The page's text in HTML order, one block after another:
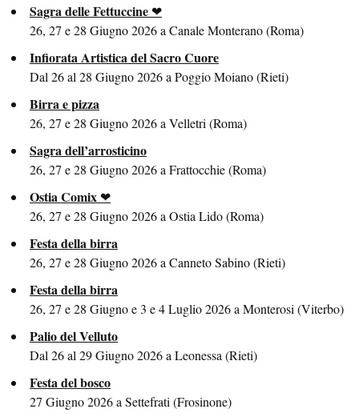
Sagra delle Fettuccine
26, 27 e 28 Giugno 2026 a Canale Monterano (Roma)
Infiorata Artistica del Sacro Cuore
Dal 26 al 28 Giugno 2026 a Poggio Moiano (Rieti)
Birra e pizza
26, 27 e 28 Giugno 2026 a Velletri (Roma)
Sagra dell’arrosticino
26, 27 e 28 Giugno 2026 a Frattocchie (Roma)
Ostia Comix
26, 27 e 28 Giugno 2026 a Ostia Lido (Roma)
Festa della birra
26, 27 e 28 Giugno 2026 a Canneto Sabino (Rieti)
Festa della birra
26, 27 e 28 Giugno e 3 e 4 Luglio 2026 a Monterosi (Viterbo)
Palio del Velluto
Dal 26 al 29 Giugno 2026 a Leonessa (Rieti)
Festa del bosco
27 Giugno 2026 a Settefrati (Frosinone)